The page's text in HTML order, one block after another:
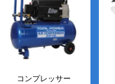
コンプレッサー